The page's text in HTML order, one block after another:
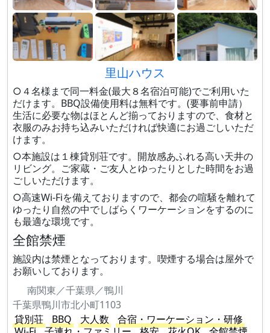
里山ハウス
○４名様まで同一料金(最大８名宿泊可能)でご利用いた
だけます。BBQ設備使用料は無料です。(要事前申請）
生活に必要な物はほとんど揃っておりますので、食材と
衣服のみお持ち込みいただければ快適にお過ごしいただ
けます。
○本施設は１棟貸別荘です。開放感あふれる高い天井の
リビング。ご家蔵・ご友人とゆったりとした時間をお過
ごしいただけます。
○高速Wi-Fiを備えておりますので、都会の喧騒を離れて
ゆったり自然の中でしばらくワーケーションをするのに
も最適な環境です。
全館禁煙
施設内は禁煙となっております。喫煙する場合は屋外で
お願いしております。
南関東／千葉県／鴨川
千葉県鴨川市北小町1103
貸別荘
BBQ 大人数
合宿・ワーケーション・研修